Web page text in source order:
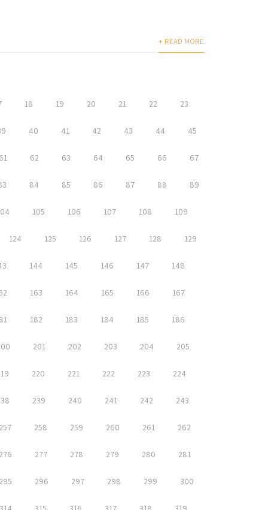
+ READ MORE
18 19 20 21 22 23
40 41 42 43 44 45
62 63 64 65 66 67
84 85 86 87 88 89
105 106 107 108 109
124 125 126 127 128 129
144 145 146 147 148
163 164 165 166 167
182 183 184 185 186
201 202 203 204 205
220 221 222 223 224
239 240 241 242 243
258 259 260 261 262
277 278 279 280 281
296 297 298 299 300